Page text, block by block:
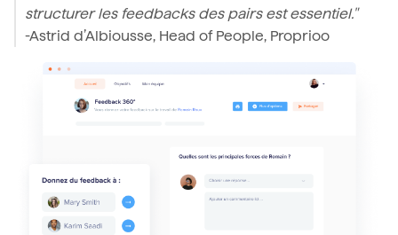
structurer les feedbacks des pairs est essentiel."
-Astrid d’Albiousse, Head of People, Proprioo